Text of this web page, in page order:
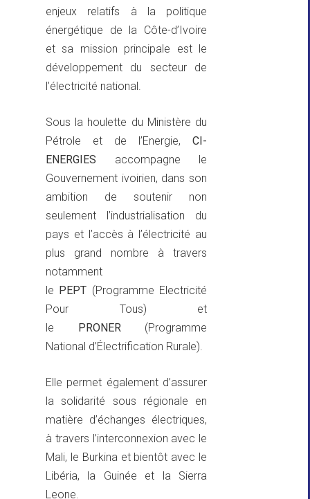
enjeux relatifs à la politique
énergétique de la Côte-d’Ivoire
et sa mission principale est le
développement du secteur de
l’électricité national.
Sous la houlette du Ministère du
Pétrole et de l’Energie, CI-
ENERGIES accompagne le
Gouvernement ivoirien, dans son
ambition de soutenir non
seulement l’industrialisation du
pays et l’accès à l’électricité au
plus grand nombre à travers
notamment
le PEPT (Programme Electricité
Pour Tous) et
le PRONER (Programme
National d’Électrification Rurale).
Elle permet également d’assurer
la solidarité sous régionale en
matière d’échanges électriques,
à travers l’interconnexion avec le
Mali, le Burkina et bientôt avec le
Libéria, la Guinée et la Sierra
Leone.